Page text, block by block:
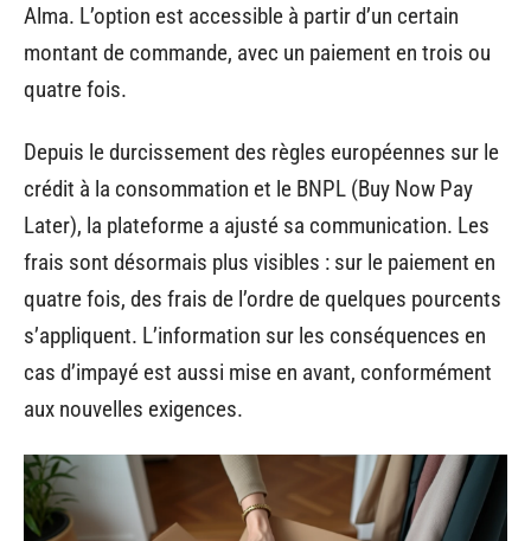
Alma. L’option est accessible à partir d’un certain
montant de commande, avec un paiement en trois ou
quatre fois.
Depuis le durcissement des règles européennes sur le
crédit à la consommation et le BNPL (Buy Now Pay
Later), la plateforme a ajusté sa communication. Les
frais sont désormais plus visibles : sur le paiement en
quatre fois, des frais de l’ordre de quelques pourcents
s’appliquent. L’information sur les conséquences en
cas d’impayé est aussi mise en avant, conformément
aux nouvelles exigences.